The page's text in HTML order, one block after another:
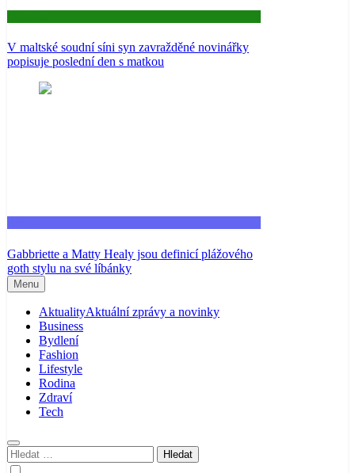
V maltské soudní síni syn zavražděné novinářky
popisuje poslední den s matkou
Gabbriette a Matty Healy jsou definicí plážového
goth stylu na své líbánky
Menu
AktualityAktuální zprávy a novinky
Business
Bydlení
Fashion
Lifestyle
Rodina
Zdraví
Tech
Vyhledávání